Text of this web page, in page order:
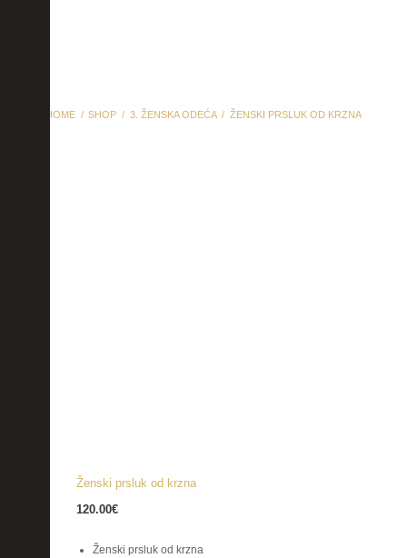
HOME SHOP 3. ŽENSKA ODEĆA ŽENSKI PRSLUK OD KRZNA
Ženski prsluk od krzna
120.00€
Ženski prsluk od krzna